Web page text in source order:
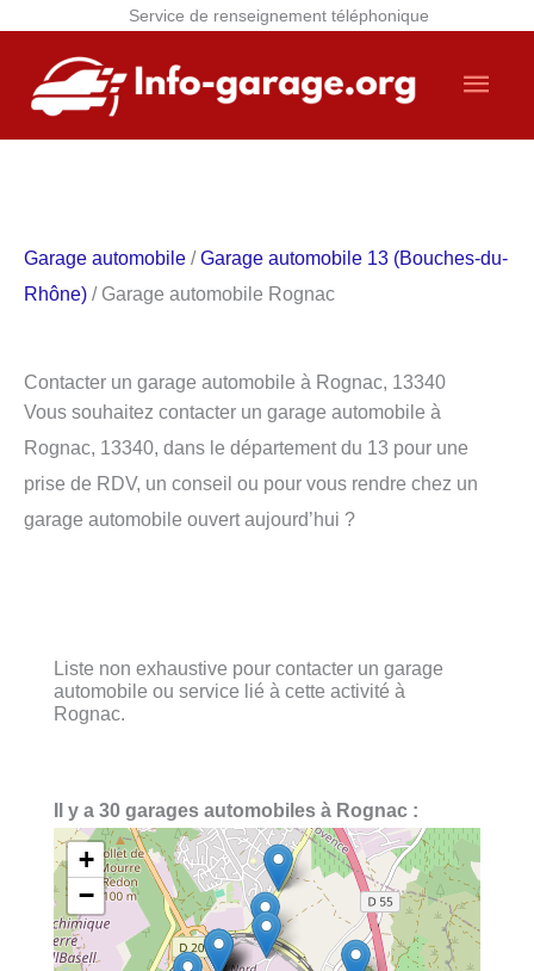
Service de renseignement téléphonique
contenu
Garage automobile /Garage automobile 13 (Bouches-du-
Rhône) / Garage automobile Rognac
Contacter un garage automobile à Rognac, 13340
Vous souhaitez contacter un garage automobile à
Rognac, 13340, dans le département du 13 pour une
prise de RDV, un conseil ou pour vous rendre chez un
garage automobile ouvert aujourd’hui ?
Liste non exhaustive pour contacter un garage
automobile ou service lié à cette activité à
Rognac.
Il y a 30 garages automobiles à Rognac :
+
−